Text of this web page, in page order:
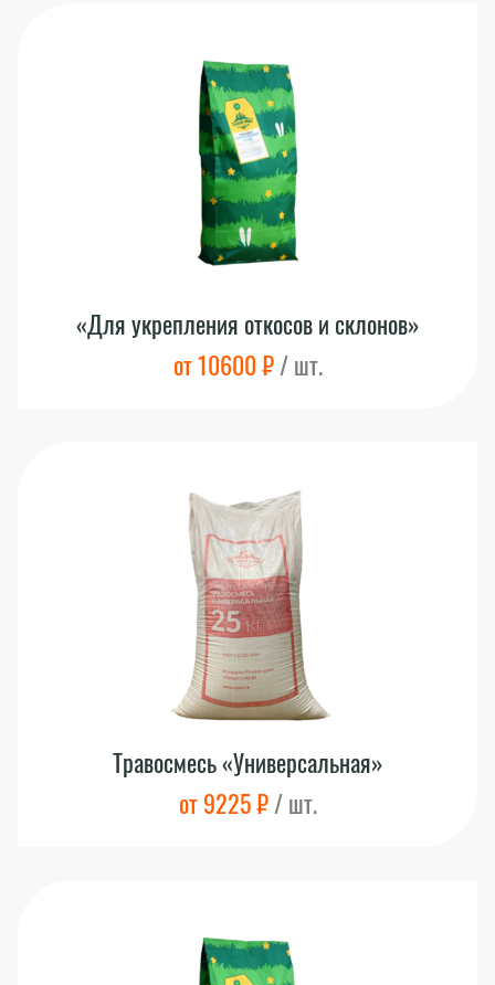
«Для укрепления откосов и склонов»
от 10600 ₽/ шт.
Травосмесь «Универсальная»
от 9225 ₽/ шт.